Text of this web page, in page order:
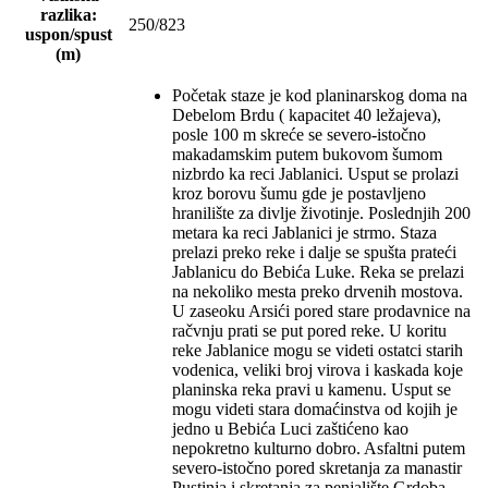
razlika:
uspon/spust
(m)
250/823
Početak staze je kod planinarskog doma na
Debelom Brdu ( kapacitet 40 ležajeva),
posle 100 m skreće se severo-istočno
makadamskim putem bukovom šumom
nizbrdo ka reci Jablanici. Usput se prolazi
kroz borovu šumu gde je postavljeno
hranilište za divlje životinje. Poslednjih 200
metara ka reci Jablanici je strmo. Staza
prelazi preko reke i dalje se spušta prateći
Jablanicu do Bebića Luke. Reka se prelazi
na nekoliko mesta preko drvenih mostova.
U zaseoku Arsići pored stare prodavnice na
račvnju prati se put pored reke. U koritu
reke Jablanice mogu se videti ostatci starih
vodenica, veliki broj virova i kaskada koje
planinska reka pravi u kamenu. Usput se
mogu videti stara domaćinstva od kojih je
jedno u Bebića Luci zaštićeno kao
nepokretno kulturno dobro. Asfaltni putem
severo-istočno pored skretanja za manastir